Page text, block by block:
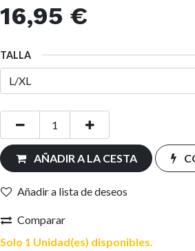
16,95 €
TALLA
AÑADIR A LA CESTA
Añadir a lista de deseos
Comparar
Solo 1 Unidad(es) disponibles.